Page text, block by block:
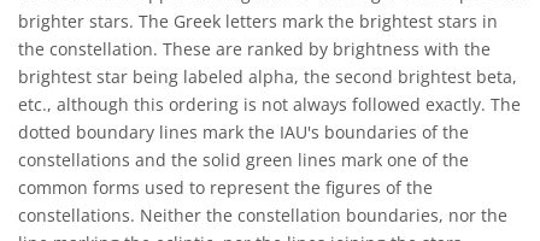
brighter stars. The Greek letters mark the brightest stars in
the constellation. These are ranked by brightness with the
brightest star being labeled alpha, the second brightest beta,
etc., although this ordering is not always followed exactly. The
dotted boundary lines mark the IAU's boundaries of the
constellations and the solid green lines mark one of the
common forms used to represent the figures of the
constellations. Neither the constellation boundaries, nor the